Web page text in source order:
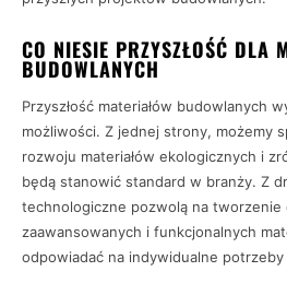
CO NIESIE PRZYSZŁOŚĆ DLA
BUDOWLANYCH
Przyszłość materiałów budowlanych
możliwości. Z jednej strony, możemy
rozwoju materiałów ekologicznych i
będą stanowić standard w branży. Z
technologiczne pozwolą na tworzenie
zaawansowanych i funkcjonalnych
odpowiadać na indywidualne